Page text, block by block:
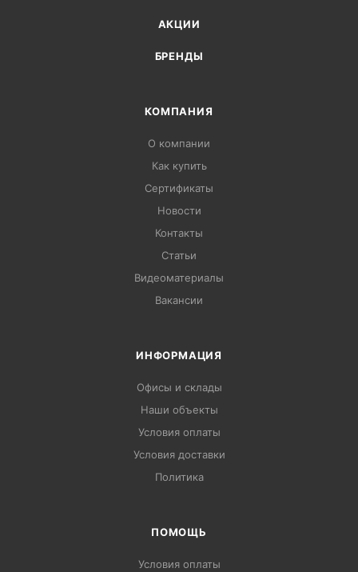
АКЦИИ
БРЕНДЫ
КОМПАНИЯ
О компании
Как купить
Сертификаты
Новости
Контакты
Статьи
Видеоматериалы
Вакансии
ИНФОРМАЦИЯ
Офисы и склады
Наши объекты
Условия оплаты
Условия доставки
Политика
ПОМОЩЬ
Условия оплаты